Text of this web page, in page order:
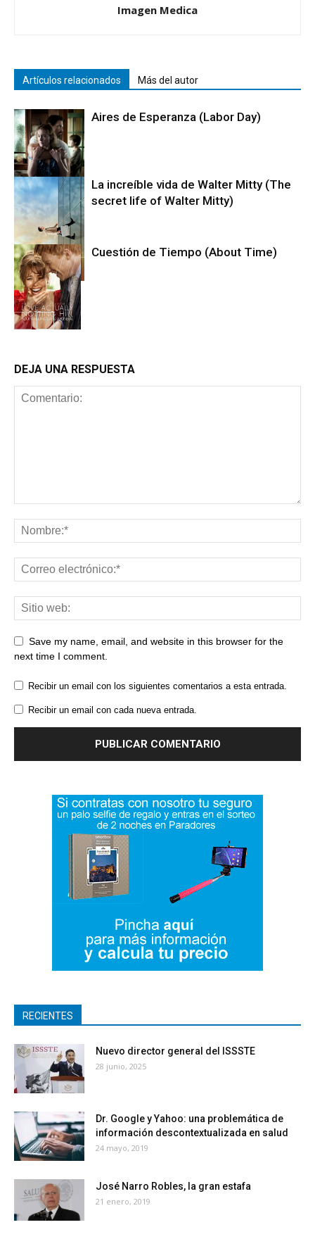
Imagen Medica
Artículos relacionados Más del autor
Cine
Aires de Esperanza (Labor Day)
Cine
La increíble vida de Walter Mitty (The
secret life of Walter Mitty)
Cuestión de Tiempo (About Time)
DEJA UNA RESPUESTA
Save my name, email, and website in this browser for the
next time I comment.
Recibir un email con los siguientes comentarios a esta entrada.
Recibir un email con cada nueva entrada.
RECIENTES
Nuevo director general del ISSSTE
28 junio, 2025
Dr. Google y Yahoo: una problemática de
información descontextualizada en salud
24 mayo, 2019
José Narro Robles, la gran estafa
21 enero, 2019